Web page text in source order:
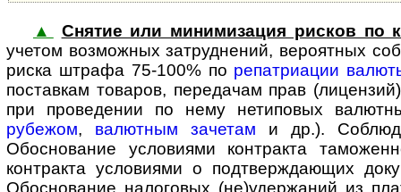
▲
Снятие или минимизация рисков по
учетом воз­мож­ных затруд­нений, вероятных
риска штрафа 75-100% по репатриации
поставкам товаров, передачам прав
при проведении по нему нетиповых
рубежом, валютным зачетам и др.).
Обоснование условиями контракта
контракта условиями о подтверж­дающих
Обоснование налоговых (не)удержаний из